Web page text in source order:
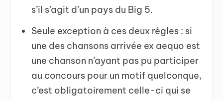
s’il s’agit d’un pays du Big 5.
Seule exception à ces deux règles : si
une des chansons arrivée ex aequo est
une chanson n’ayant pas pu participer
au concours pour un motif quelconque,
c’est obligatoirement celle-ci qui se